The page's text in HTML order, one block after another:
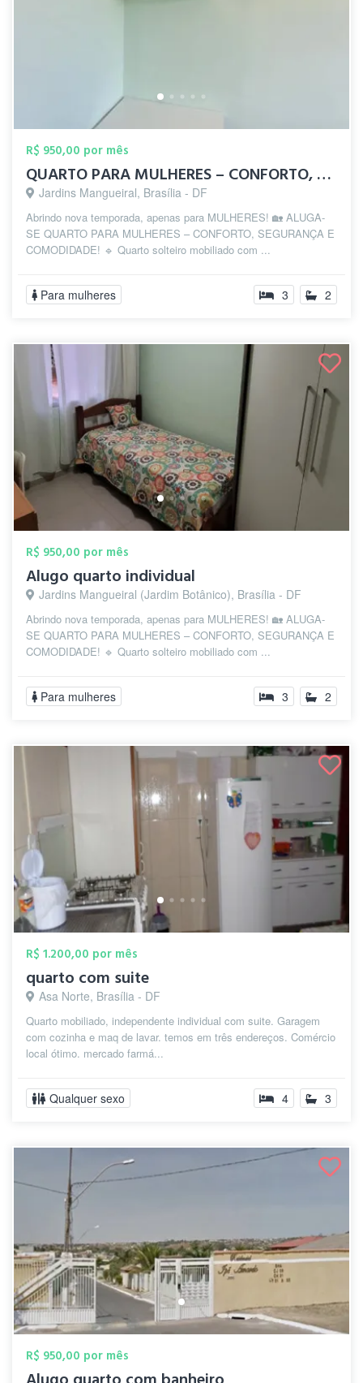
R$ 950,00 por mês
QUARTO PARA MULHERES – CONFORTO, SEGURAN...
Jardins Mangueiral, Brasília - DF
Abrindo nova temporada, apenas para MULHERES! 🏡 ALUGA-
SE QUARTO PARA MULHERES – CONFORTO, SEGURANÇA E
COMODIDADE! 🔹 Quarto solteiro mobiliado com ...
Para mulheres 3 2
R$ 950,00 por mês
Alugo quarto individual
Jardins Mangueiral (Jardim Botânico), Brasília - DF
Abrindo nova temporada, apenas para MULHERES! 🏡 ALUGA-
SE QUARTO PARA MULHERES – CONFORTO, SEGURANÇA E
COMODIDADE! 🔹 Quarto solteiro mobiliado com ...
Para mulheres 3 2
R$ 1.200,00 por mês
quarto com suite
Asa Norte, Brasília - DF
Quarto mobiliado, independente individual com suite. Garagem
com cozinha e maq de lavar. temos em três endereços. Comércio
local ótimo. mercado farmá...
Qualquer sexo 4 3
R$ 950,00 por mês